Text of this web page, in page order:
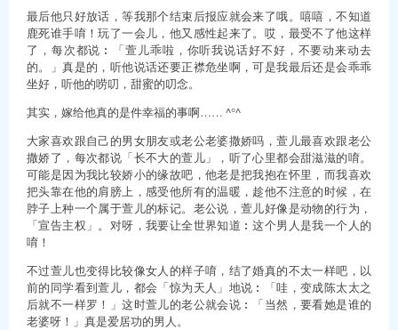
最后他只好放话，等我那个结束后报应就会来了哦。嘻嘻，不知道
鹿死谁手唷！玩了一会儿，他又感性起来了。哎，最受不了他这样
了，每次都说︰「萱儿乖啦，你听我说话好不好，不要动来动去
的。」真是的，听他说话还要正襟危坐啊，可是我最后还是会乖乖
坐好，听他的唠叨，甜蜜的叨念。
其实，嫁给他真的是件幸福的事啊…… ^°^
大家喜欢跟自己的男女朋友或老公老婆撒娇吗，萱儿最喜欢跟老公
撒娇了，每次都说「长不大的萱儿」，听了心里都会甜滋滋的唷。
可能是因为我比较娇小的缘故吧，他老是把我抱在怀里，而我喜欢
把头靠在他的肩膀上，感受他所有的温暖，趁他不注意的时候，在
脖子上种一个属于萱儿的标记。老公说，萱儿好像是动物的行为，
「宣告主权」。对呀，我要让全世界知道︰这个男人是我一个人的
唷！
不过萱儿也变得比较像女人的样子唷，结了婚真的不太一样吧，以
前的同学看到萱儿，都会「惊为天人」地说︰「哇，变成陈太太之
后就不一样罗！」这时萱儿的老公就会说︰「当然，要看她是谁的
老婆呀！」真是爱居功的男人。